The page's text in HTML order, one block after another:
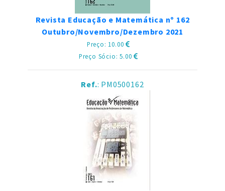
Revista Educação e Matemática nº 162
Outubro/Novembro/Dezembro 2021
Preço: 10.00
Preço Sócio: 5.00
Ref.: PM0500162